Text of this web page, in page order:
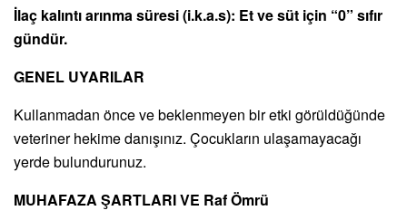
İlaç kalıntı arınma süresi (i.k.a.s): Et ve süt için “0” sıfır
gündür.
GENEL UYARILAR
Kullanmadan önce ve beklenmeyen bir etki görüldüğünde
veteriner hekime danışınız. Çocukların ulaşamayacağı
yerde bulundurunuz.
MUHAFAZA ŞARTLARI VE Raf Ömrü